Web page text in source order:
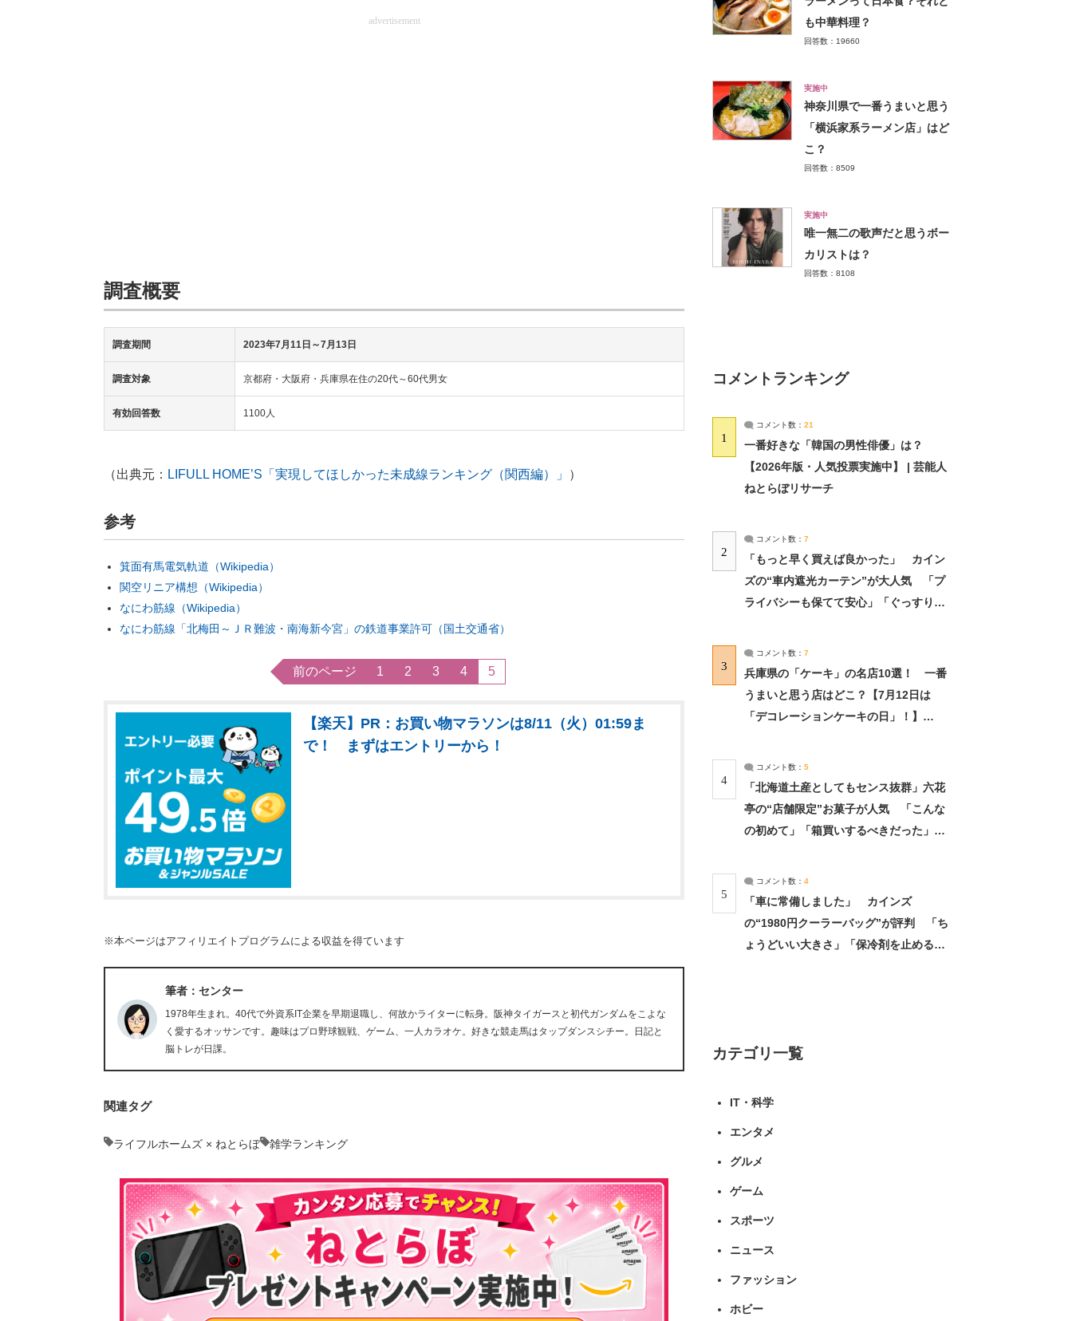
advertisement
調査概要
調査期間 2023年7月11日～7月13日
調査対象 京都府・大阪府・兵庫県在住の20代～60代男女
有効回答数 1100人
（出典元： LIFULL HOME’S「実現してほしかった未成線ランキング（関西編）」 ）
参考
箕面有馬電気軌道（Wikipedia）
関空リニア構想（Wikipedia）
なにわ筋線（Wikipedia）
なにわ筋線「北梅田～ＪＲ難波・南海新今宮」の鉄道事業許可（国土交通省）
前のページ 1 2 3 4 5
【楽天】PR：お買い物マラソンは8/11（火）01:59ま
で！ まずはエントリーから！
※本ページはアフィリエイトプログラムによる収益を得ています
筆者：センター
1978年生まれ。40代で外資系IT企業を早期退職し、何故かライターに転身。阪神タイガースと初代ガンダムをこよな
く愛するオッサンです。趣味はプロ野球観戦、ゲーム、一人カラオケ。好きな競走馬はタップダンスシチー。日記と
脳トレが日課。
関連タグ
ライフルホームズ × ねとらぼ 雑学ランキング
も中華料理？
回答数：19660
実施中
神奈川県で一番うまいと思う
「横浜家系ラーメン店」はど
こ？
回答数：8509
実施中
唯一無二の歌声だと思うボー
カリストは？
回答数：8108
コメントランキング
1
コメント数： 21
一番好きな「韓国の男性俳優」は？
【2026年版・人気投票実施中】 | 芸能人
ねとらぼリサーチ
2
コメント数： 7
「もっと早く買えば良かった」 カイン
ズの“車内遮光カーテン”が大人気 「プ
ライバシーも保てて安心」「ぐっすり眠
3
コメント数： 7
兵庫県の「ケーキ」の名店10選！ 一番
うまいと思う店はどこ？【7月12日は
「デコレーションケーキの日」！】
4
コメント数： 5
「北海道土産としてもセンス抜群」六花
亭の“店舗限定”お菓子が人気 「こんな
の初めて」「箱買いするべきだった」
5
コメント数： 4
「車に常備しました」 カインズ
の“1980円クーラーバッグ”が評判 「ち
ょうどいい大きさ」「保冷剤を止めるベ
カテゴリ一覧
IT・科学
エンタメ
グルメ
ゲーム
スポーツ
ニュース
ファッション
ホビー